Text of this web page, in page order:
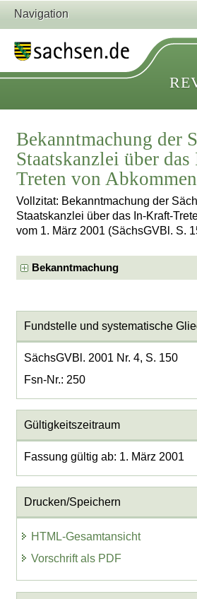
Navigation
Bekanntmachung der
Staatskanzlei über
Treten von Abkommen
Vollzitat: Bekanntmachung der
Staatskanzlei über das In-Kraft-
vom 1. März 2001 (SächsGVBl. S.
Bekanntmachung
Fundstelle und systematische
SächsGVBl. 2001 Nr. 4, S. 150
Fsn-Nr.: 250
Gültigkeitszeitraum
Fassung gültig ab: 1. März 2001
Drucken/Speichern
HTML-Gesamtansicht
Vorschrift als PDF